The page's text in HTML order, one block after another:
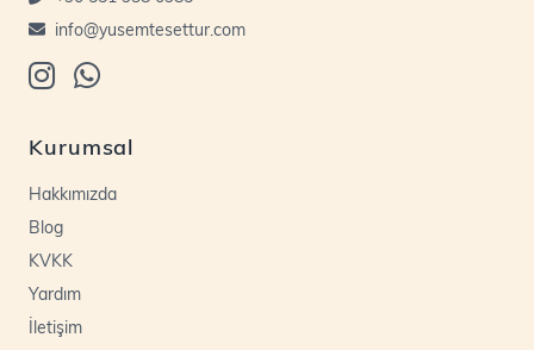
info@yusemtesettur.com
Kurumsal
Hakkımızda
Blog
KVKK
Yardım
İletişim